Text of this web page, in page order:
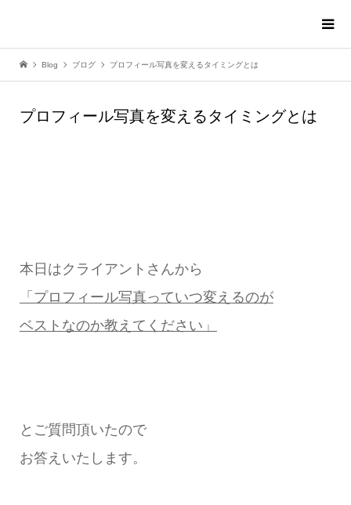
Blog ブログ プロフィール写真を変えるタイミングとは
プロフィール写真を変えるタイミングとは
本日はクライアントさんから
「プロフィール写真っていつ変えるのが
ベストなのか教えてください」
とご質問頂いたので
お答えいたします。